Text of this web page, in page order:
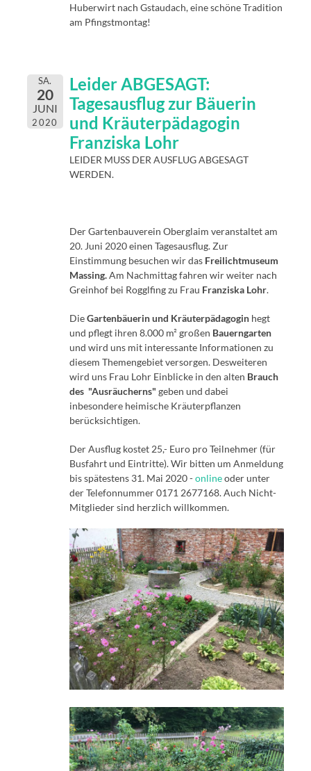
Huberwirt nach Gstaudach, eine schöne Tradition
am Pfingstmontag!
SA.
20
JUNI
2020
Leider ABGESAGT:
Tagesausflug zur Bäuerin
und Kräuterpädagogin
Franziska Lohr
LEIDER MUSS DER AUSFLUG ABGESAGT
WERDEN.
Der Gartenbauverein Oberglaim veranstaltet am
20. Juni 2020 einen Tagesausflug. Zur
Einstimmung besuchen wir das Freilichtmuseum
Massing.Am Nachmittag fahren wir weiter nach
Greinhof bei Rogglfing zu Frau Franziska Lohr.
DieGartenbäuerin und Kräuterpädagogin hegt
und pflegt ihren 8.000 m² großen Bauerngarten
und wird uns mit interessante Informationen zu
diesem Themengebiet versorgen. Desweiteren
wird uns Frau Lohr Einblicke in den alten Brauch
des "Ausräucherns" geben und dabei
inbesondere heimische Kräuterpflanzen
berücksichtigen.
Der Ausflug kostet 25,- Euro pro Teilnehmer (für
Busfahrt und Eintritte). Wir bitten um Anmeldung
bis spätestens 31. Mai 2020 -onlineoder unter
der Telefonnummer 0171 2677168. Auch Nicht-
Mitglieder sind herzlich willkommen.